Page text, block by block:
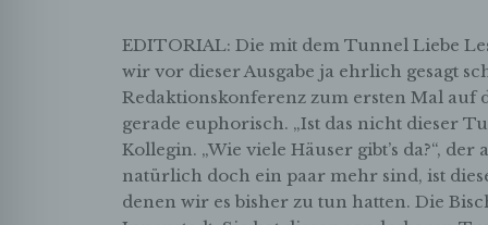
EDITORIAL: Die mit dem Tunnel Liebe
wir vor dieser Ausgabe ja ehrlich gesagt
Redaktionskonferenz zum ersten Mal
gerade euphorisch. „Ist das nicht dieser
Kollegin. „Wie viele Häuser gibt’s da?“,
natürlich doch ein paar mehr sind, ist
denen wir es bisher zu tun hatten. Die